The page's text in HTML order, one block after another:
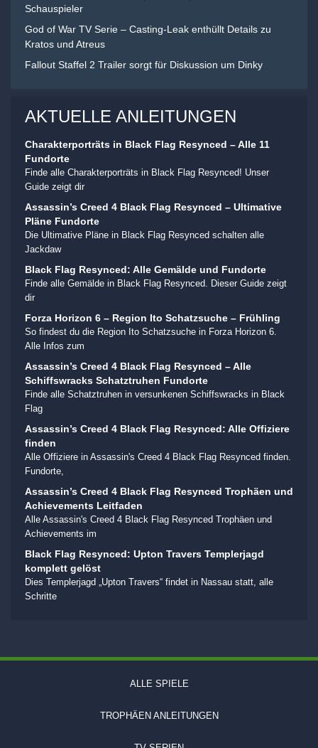
Schauspieler
God of War TV Serie – Casting-Leak enthüllt Details zu
Kratos und Atreus
Fallout Staffel 2 Trailer sorgt für Diskussion um Dinky
AKTUELLE ANLEITUNGEN
Charakterporträts in Black Flag Resynced – Alle 11
Fundorte
Finde alle Charakterporträts in Black Flag Resynced! Unser
Guide zeigt dir
Assassin’s Creed 4 Black Flag Resynced – Ultimative
Pläne Fundorte
Die Ultimative Pläne in Black Flag Resynced schalten alle
Jackdaw
Black Flag Resynced: Alle Gemälde und Fundorte
Finde alle Gemälde in Black Flag Resynced. Dieser Guide zeigt
dir
Forza Horizon 6 – Region Ito Schatzsuche – Frühling
So findest du die Region Ito Schatzsuche in Forza Horizon 6.
Alle Infos zum
Assassin’s Creed 4 Black Flag Resynced – Alle
Schiffswracks Schatztruhen Fundorte
Finde alle Schatztruhen in versunkenen Schiffswracks in Black
Flag
Assassin’s Creed 4 Black Flag Resynced: Alle Offiziere
finden
Alle Offiziere in Assassin's Creed 4 Black Flag Resynced finden.
Fundorte,
Assassin’s Creed 4 Black Flag Resynced Trophäen und
Achievements Leitfaden
Alle Assassin's Creed 4 Black Flag Resynced Trophäen und
Achievements im
Black Flag Resynced: Upton Travers Templerjagd
komplett gelöst
Dies Templerjagd „Upton Travers“ findet in Nassau statt, alle
Schritte
ALLE SPIELE
TROPHÄEN ANLEITUNGEN